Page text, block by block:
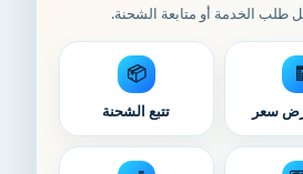
طلب الخدمة أو متابعة الشحنة.
سعر
📦
تتبع الشحنة